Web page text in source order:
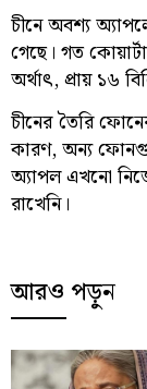
চীনে অবশ্য
গেছে। গত
অর্থাৎ, প্রায় ১৬
চীনের তৈরি
কারণ, অন্য
অ্যাপল এখনো
রাখেনি।
আরও পড়ুন